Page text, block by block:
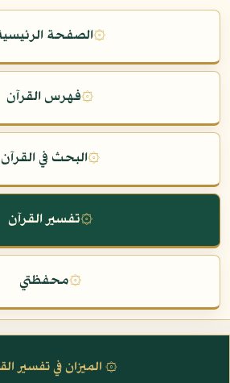
۞الصفحة
۞فهرس القرآن
۞البحث في القرآن
۞تفسير القرآن
۞محفظتي
۞ الميزان في تفسير